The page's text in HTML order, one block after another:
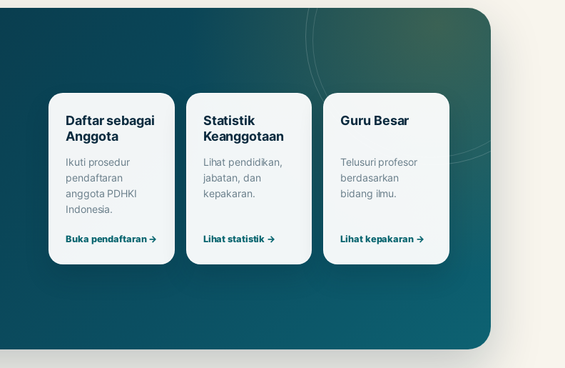
Daftar sebagai
Anggota
Ikuti prosedur
pendaftaran
anggota PDHKI
Indonesia.
Buka pendaftaran →
Statistik
Keanggotaan
Lihat pendidikan,
jabatan, dan
kepakaran.
Lihat statistik →
Guru Besar
Telusuri profesor
berdasarkan
bidang ilmu.
Lihat kepakaran →